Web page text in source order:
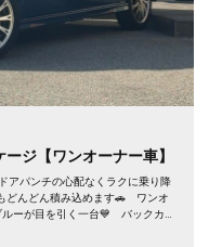
ジ【ワンオーナー車】
アパンチの心配なくラクに乗り降
どんどん積み込めます🚗 ワンオ
ーが目を引く一台💙 バックカメ